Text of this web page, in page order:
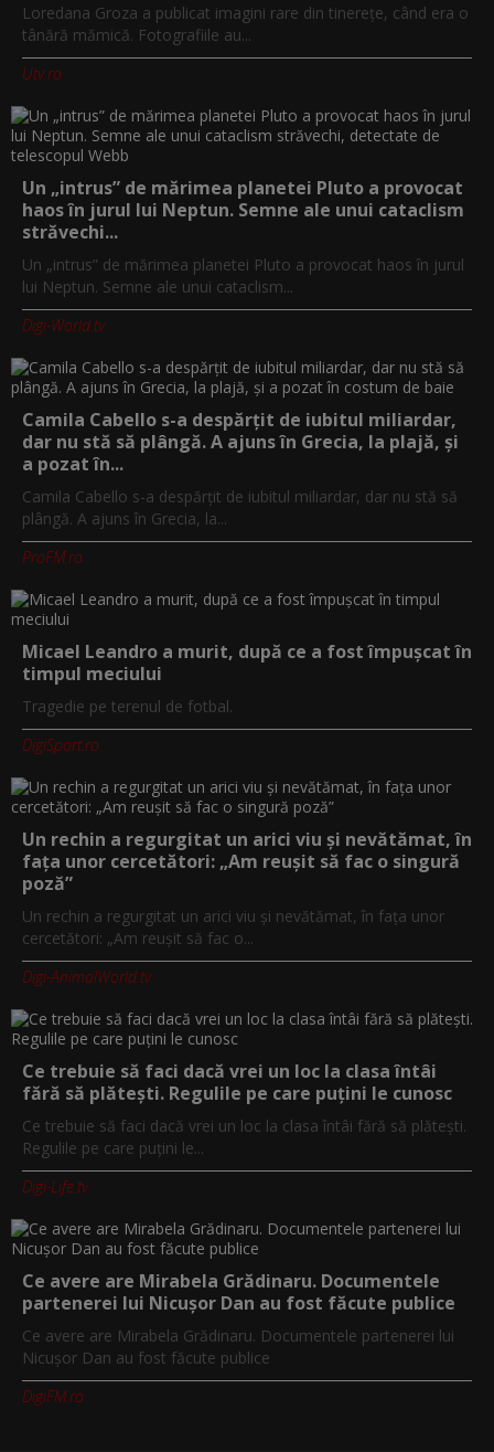
Loredana Groza a publicat imagini rare din tinerețe, când era o
tânără mămică. Fotografiile au...
Utv.ro
Un „intrus” de mărimea planetei Pluto a provocat
haos în jurul lui Neptun. Semne ale unui cataclism
străvechi...
Un „intrus” de mărimea planetei Pluto a provocat haos în jurul
lui Neptun. Semne ale unui cataclism...
Digi-World.tv
Camila Cabello s-a despărțit de iubitul miliardar,
dar nu stă să plângă. A ajuns în Grecia, la plajă, și
a pozat în...
Camila Cabello s-a despărțit de iubitul miliardar, dar nu stă să
plângă. A ajuns în Grecia, la...
ProFM.ro
Micael Leandro a murit, după ce a fost împușcat în
timpul meciului
Tragedie pe terenul de fotbal.
DigiSport.ro
Un rechin a regurgitat un arici viu și nevătămat, în
fața unor cercetători: „Am reușit să fac o singură
poză”
Un rechin a regurgitat un arici viu și nevătămat, în fața unor
cercetători: „Am reușit să fac o...
Digi-AnimalWorld.tv
Ce trebuie să faci dacă vrei un loc la clasa întâi
fără să plătești. Regulile pe care puțini le cunosc
Ce trebuie să faci dacă vrei un loc la clasa întâi fără să plătești.
Regulile pe care puțini le...
Digi-Life.tv
Ce avere are Mirabela Grădinaru. Documentele
partenerei lui Nicușor Dan au fost făcute publice
Ce avere are Mirabela Grădinaru. Documentele partenerei lui
Nicușor Dan au fost făcute publice
DigiFM.ro